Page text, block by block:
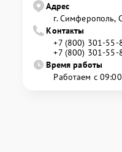
Адрес
г. Симферополь,
Контакты
+7 (800) 301-55-
+7 (800) 301-55-
Время работы
Работаем с